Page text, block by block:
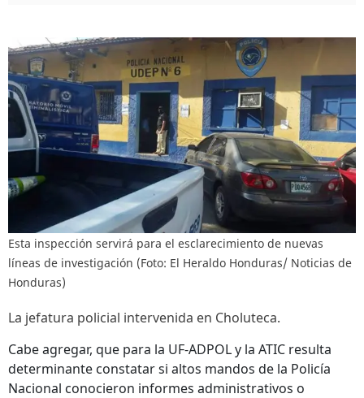
Esta inspección servirá para el esclarecimiento de nuevas
líneas de investigación (Foto: El Heraldo Honduras/ Noticias de
Honduras)
La jefatura policial intervenida en Choluteca.
Cabe agregar, que para la UF-ADPOL y la ATIC resulta
determinante constatar si altos mandos de la Policía
Nacional conocieron informes administrativos o